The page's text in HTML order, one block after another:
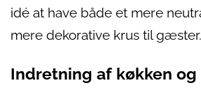
idé at have både et mere
mere dekorative krus til gæster.
Indretning af køkken og